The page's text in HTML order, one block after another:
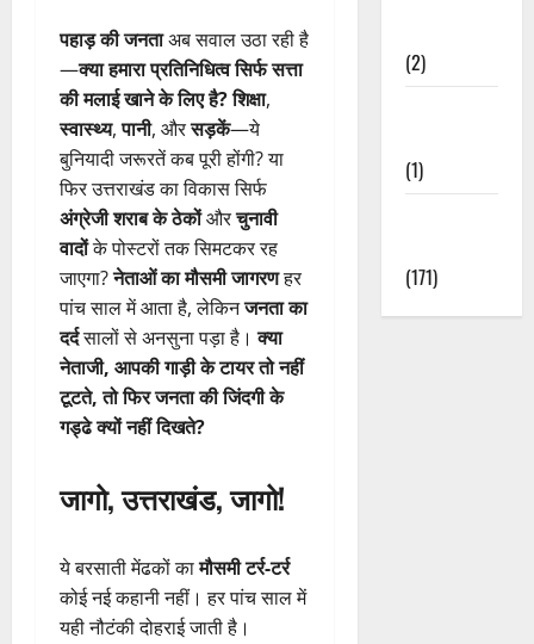
पहाड़ की जनताअब सवाल उठा रही है
—क्या हमारा प्रतिनिधित्व सिर्फ सत्ता
की मलाई खाने के लिए है?शिक्षा,
स्वास्थ्य,पानी, औरसड़कें—ये
बुनियादी जरूरतें कब पूरी होंगी? या
फिर उत्तराखंड का विकास सिर्फ
अंग्रेजी शराब के ठेकोंऔरचुनावी
वादोंके पोस्टरों तक सिमटकर रह
जाएगा?नेताओं का मौसमी जागरणहर
पांच साल में आता है, लेकिनजनता का
दर्दसालों से अनसुना पड़ा है।क्या
नेताजी, आपकी गाड़ी के टायर तो नहीं
टूटते, तो फिर जनता की जिंदगी के
गड्ढे क्यों नहीं दिखते?
जागो, उत्तराखंड, जागो!
ये बरसाती मेंढकों कामौसमी टर्र-टर्र
कोई नई कहानी नहीं। हर पांच साल में
यही नौटंकी दोहराई जाती है।
(2)
(1)
(171)